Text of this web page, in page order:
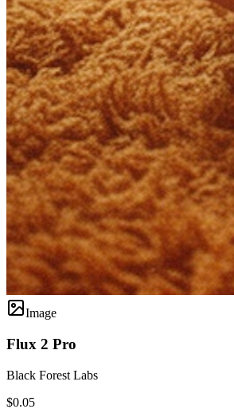
Image
Flux 2 Pro
Black Forest Labs
$0.05